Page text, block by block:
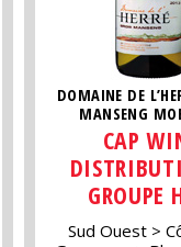
DOMAINE DE
MANSENG
CAP
GROUPE
Sud Ouest